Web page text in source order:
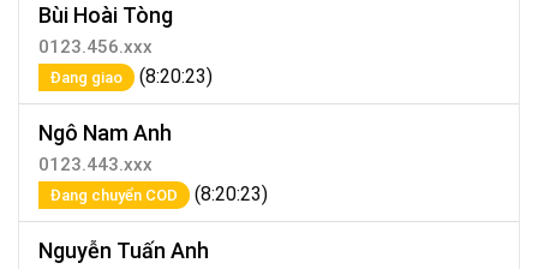
Bùi Hoài Tòng
0123.456.xxx
Đang giao (8:20:23)
Ngô Nam Anh
0123.443.xxx
Đang chuyển COD (8:20:23)
Nguyễn Tuấn Anh